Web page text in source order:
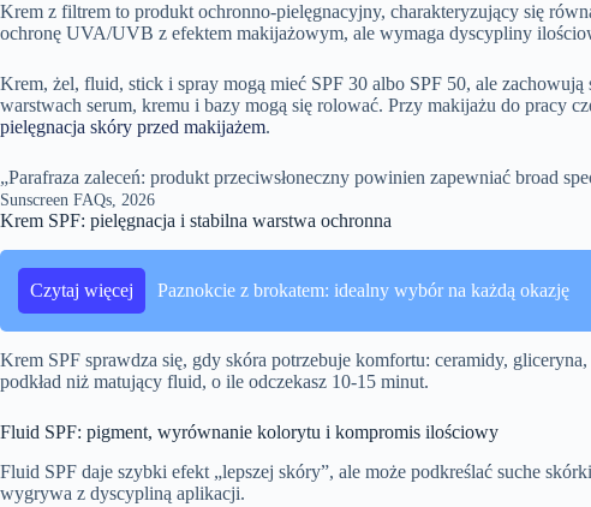
Krem z filtrem to produkt ochronno-pielęgnacyjny, charakteryzujący się
ochronę UVA/UVB z efektem makijażowym, ale wymaga dyscypliny
Krem, żel, fluid, stick i spray mogą mieć SPF 30 albo SPF 50, ale
warstwach serum, kremu i bazy mogą się rolować. Przy makijażu do pracy
pielęgnacja skóry przed makijażem.
„Parafraza zaleceń: produkt przeciwsłoneczny powinien zapewniać broad
Sunscreen FAQs, 2026
Krem SPF: pielęgnacja i stabilna warstwa ochronna
Czytaj więcej Paznokcie z brokatem: idealny wybór na każdą okazję
Krem SPF sprawdza się, gdy skóra potrzebuje komfortu: ceramidy,
podkład niż matujący fluid, o ile odczekasz 10-15 minut.
Fluid SPF: pigment, wyrównanie kolorytu i kompromis ilościowy
Fluid SPF daje szybki efekt „lepszej skóry”, ale może podkreślać suche
wygrywa z dyscypliną aplikacji.